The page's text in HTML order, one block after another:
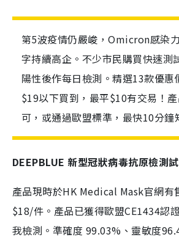
第5波疫情仍嚴峻，Omicron感染
字持續高企。不少市民購買快速測
陽性後作每日檢測。精選13款優惠
$19以下買到，最平$10有交易！
可，或通過歐盟標準，最快10分鐘
DEEPBLUE 新型冠狀病毒抗原檢測
產品現時於HK Medical Mask官網有
$18/件。產品已獲得歐盟CE1434認
我檢測。準確度 99.03%、靈敏度